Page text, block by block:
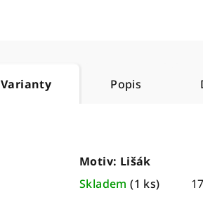
Varianty Popis
Motiv: Lišák
Skladem(1 ks)